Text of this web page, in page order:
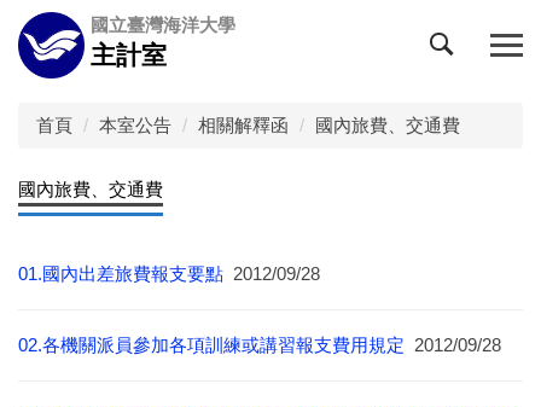
跳
到
主
區
國立臺灣海洋大學
主計室
首頁 本室公告 相關解釋函 國內旅費、交通費
國內旅費、交通費
01.國內出差旅費報支要點 2012/09/28
02.各機關派員參加各項訓練或講習報支費用規定 2012/09/28